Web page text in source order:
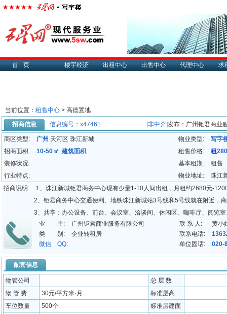
首页 楼宇经济 出租中心 出售中心 代理中心 求
当前位置： 租售中心 > 高德置地
招商信息
信息编号：x47461 [非中介]发布：广州钜君商业
商区类型: 广州 天河区 珠江新城 物业类型:
写字
招商面积:
10-50㎡ 建筑面积 租售价格: 租
装修状况:
基本租期:
租售
行业特点:
物业地址:
珠江
招商说明:
1、珠江新城钜君商务中心现有少量1-10人间出租，月租约2680元-
2、钜君商务中心交通便利、地铁珠江新城站3号线和5号线就在附近，
3、共享：办公设备、前台、会议室、洽谈间、休闲区、咖啡厅、阅览
洗手液、擦手纸）。
4、免：管理费、水费、电费、中央空调费、本体维修费、网络费、卫
5、送：豪华装修、办公家私、商务秘书服务（含前台接待、电话秘
钜君商务中心的优势：
1、租期灵活，可按天、按月或按年选择
2、根据业务需要，可随意更换办公室大小
3、办公空间设备齐全，可随时投入使用
4、私人、共享或开放式办公空间，设有24小时安全门禁
业 主: 广州钜君商业服务有限公司 联 系 人:
黄小
类 别:
企业转租房 联系电话:
微信 QQ:
单位固话: 020-
配套信息
物管公司
总 层 数
物 管 费
30元/平方米·月
标准层高
车位数量
500个
标准层建面